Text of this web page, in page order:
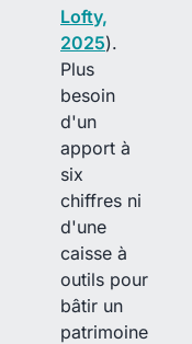
Lofty,
2025).
Plus
besoin
d'un
apport à
six
chiffres ni
d'une
caisse à
outils pour
bâtir un
patrimoine